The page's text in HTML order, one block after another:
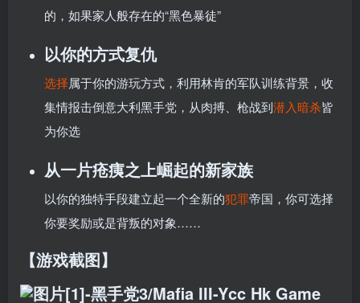
的，如果家人般存在的“黑色暴徒”
以你的方式复仇
选择属于你的游玩方式，利用林肯的军队训练背景，收
集情报击倒意大利黑手党，从肉搏、枪战到潜入暗杀皆
为你选
从一片疮痍之上崛起的新家族
以你的独特手段建立起一个全新的犯罪帝国，你可选择
你要奖励或是背叛的对象……
【游戏截图】